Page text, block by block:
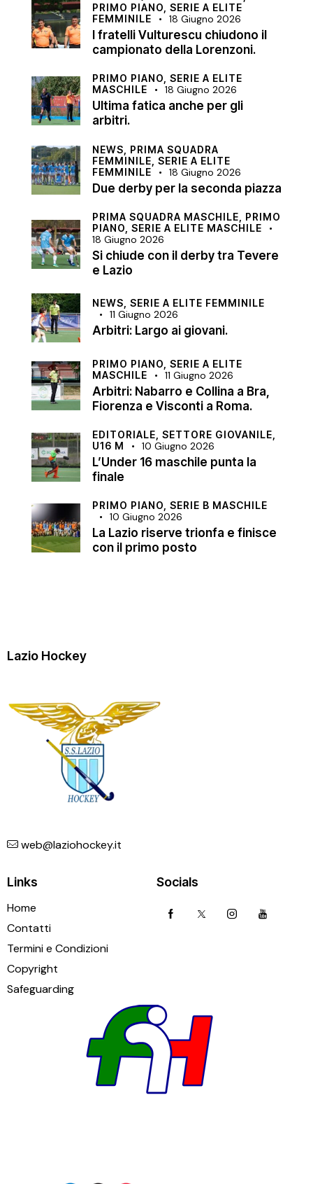
PRIMO PIANO, SERIE A ELITE
FEMMINILE
18 Giugno 2026
I fratelli Vulturescu chiudono il
campionato della Lorenzoni.
PRIMO PIANO, SERIE A ELITE
MASCHILE
18 Giugno 2026
Ultima fatica anche per gli
arbitri.
NEWS, PRIMA SQUADRA
FEMMINILE, SERIE A ELITE
FEMMINILE
18 Giugno 2026
Due derby per la seconda piazza
PRIMA SQUADRA MASCHILE, PRIMO
PIANO, SERIE A ELITE MASCHILE
18 Giugno 2026
Si chiude con il derby tra Tevere
e Lazio
NEWS, SERIE A ELITE FEMMINILE
11 Giugno 2026
Arbitri: Largo ai giovani.
PRIMO PIANO, SERIE A ELITE
MASCHILE
11 Giugno 2026
Arbitri: Nabarro e Collina a Bra,
Fiorenza e Visconti a Roma.
EDITORIALE, SETTORE GIOVANILE,
U16 M
10 Giugno 2026
L’Under 16 maschile punta la
finale
PRIMO PIANO, SERIE B MASCHILE
10 Giugno 2026
La Lazio riserve trionfa e finisce
con il primo posto
Lazio Hockey
web@laziohockey.it
Links
Home
Contatti
Termini e Condizioni
Copyright
Safeguarding
Socials